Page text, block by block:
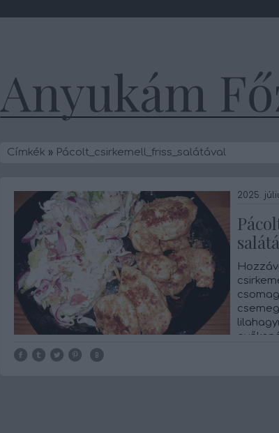
Anyukám
Címkék » Pácolt_csirkemell_friss_salátával
2025.